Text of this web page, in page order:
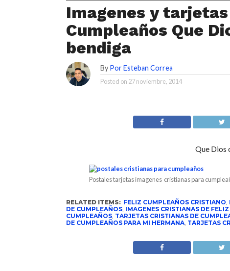
Imagenes y
Cumpleaños Que
bendiga
By Por Esteban Correa
Posted on 27 noviembre, 2014
Que Dios
Postales tarjetas imagenes cristianas para
RELATED ITEMS: FELIZ CUMPLEAÑOS CRISTIANO,
DE CUMPLEAÑOS, IMAGENES CRISTIANAS DE
CUMPLEAÑOS, TARJETAS CRISTIANAS DE
DE CUMPLEAÑOS PARA MI HERMANA, TARJETAS